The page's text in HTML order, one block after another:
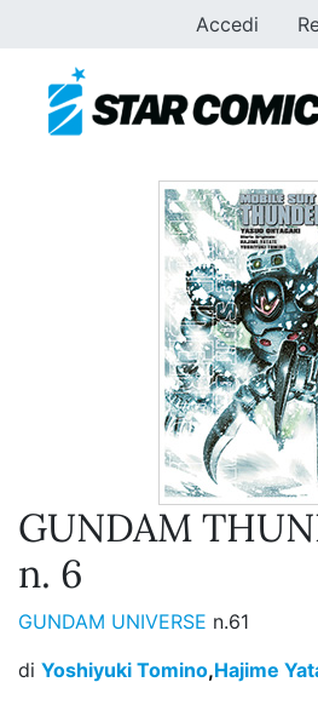
Accedi
GUNDAM
n. 6
GUNDAM UNIVERSE n.61
di Yoshiyuki Tomino,Hajime